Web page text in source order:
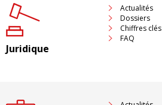
Juridique
Actualités
Dossiers
Chiffres clés
FAQ